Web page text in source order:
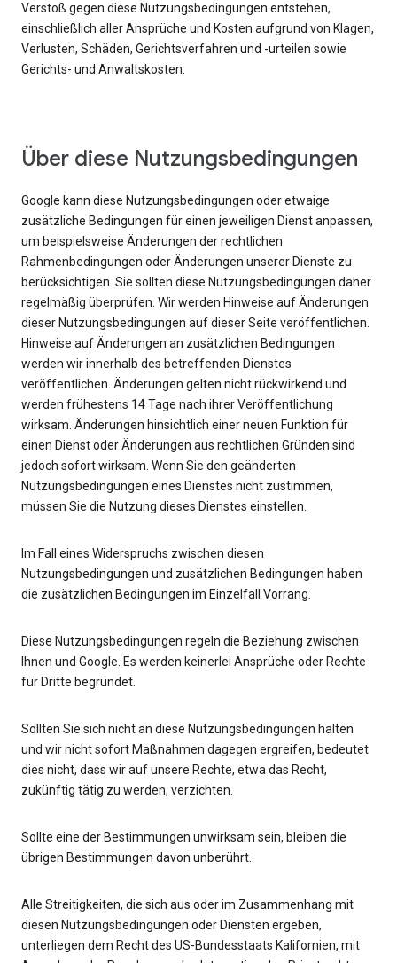
Verstoß gegen diese Nutzungsbedingungen entstehen,
einschließlich aller Ansprüche und Kosten aufgrund von Klagen,
Verlusten, Schäden, Gerichtsverfahren und -urteilen sowie
Gerichts- und Anwaltskosten.
Über diese Nutzungsbedingungen
Google kann diese Nutzungsbedingungen oder etwaige
zusätzliche Bedingungen für einen jeweiligen Dienst anpassen,
um beispielsweise Änderungen der rechtlichen
Rahmenbedingungen oder Änderungen unserer Dienste zu
berücksichtigen. Sie sollten diese Nutzungsbedingungen daher
regelmäßig überprüfen. Wir werden Hinweise auf Änderungen
dieser Nutzungsbedingungen auf dieser Seite veröffentlichen.
Hinweise auf Änderungen an zusätzlichen Bedingungen
werden wir innerhalb des betreffenden Dienstes
veröffentlichen. Änderungen gelten nicht rückwirkend und
werden frühestens 14 Tage nach ihrer Veröffentlichung
wirksam. Änderungen hinsichtlich einer neuen Funktion für
einen Dienst oder Änderungen aus rechtlichen Gründen sind
jedoch sofort wirksam. Wenn Sie den geänderten
Nutzungsbedingungen eines Dienstes nicht zustimmen,
müssen Sie die Nutzung dieses Dienstes einstellen.
Im Fall eines Widerspruchs zwischen diesen
Nutzungsbedingungen und zusätzlichen Bedingungen haben
die zusätzlichen Bedingungen im Einzelfall Vorrang.
Diese Nutzungsbedingungen regeln die Beziehung zwischen
Ihnen und Google. Es werden keinerlei Ansprüche oder Rechte
für Dritte begründet.
Sollten Sie sich nicht an diese Nutzungsbedingungen halten
und wir nicht sofort Maßnahmen dagegen ergreifen, bedeutet
dies nicht, dass wir auf unsere Rechte, etwa das Recht,
zukünftig tätig zu werden, verzichten.
Sollte eine der Bestimmungen unwirksam sein, bleiben die
übrigen Bestimmungen davon unberührt.
Alle Streitigkeiten, die sich aus oder im Zusammenhang mit
diesen Nutzungsbedingungen oder Diensten ergeben,
unterliegen dem Recht des US-Bundesstaats Kalifornien, mit